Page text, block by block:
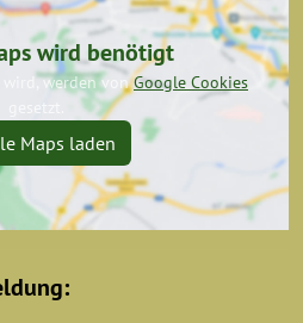
wird benötigt
wird, werden vonGoogle Cookies
gesetzt.
Maps laden